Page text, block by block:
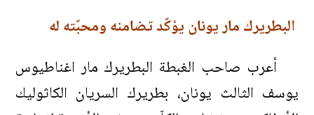
البطريرك مار يونان يؤكّد تضامنه ومحبّته له
أعرب صاحب الغبطة البطريرك مار اغناطيوس
يوسف الثالث يونان، بطريرك السريان الكاثوليك